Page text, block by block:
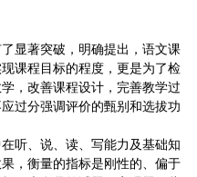
著突破，明确提出，语文课
课程目标的程度，更是为了检
，改善课程设计，完善教学过
过分强调评价的甄别和选拔功
、说、读、写能力及基础知
，衡量的指标是刚性的、偏于